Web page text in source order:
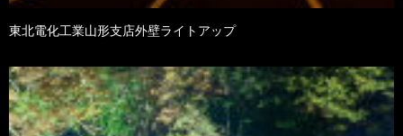
東北電化工業山形支店外壁ライトアップ